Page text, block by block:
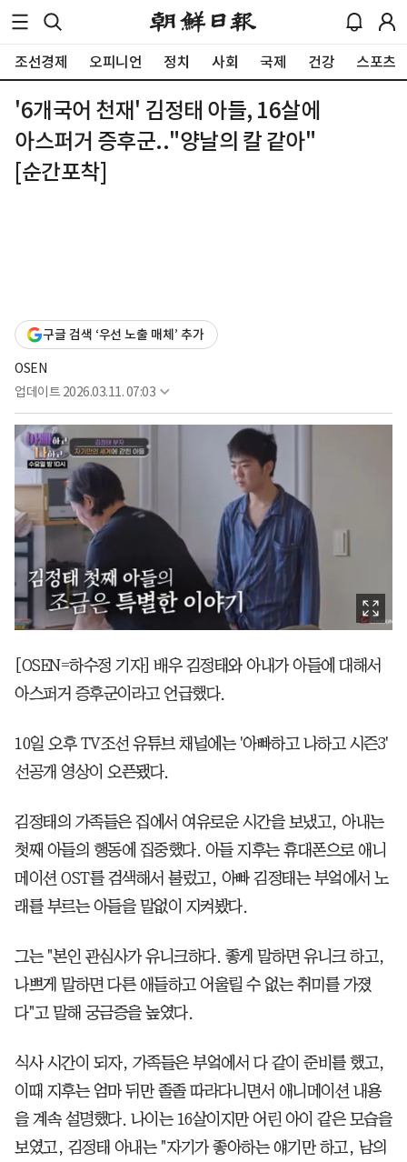
조선경제 오피니언 정치 사회 국제 건강 스포츠
'6개국어 천재' 김정태 아들, 16살에
아스퍼거 증후군.."양날의 칼 같아"
[순간포착]
구글 검색 ‘우선 노출 매체’ 추가
OSEN
업데이트 2026.03.11. 07:03
[OSEN=하수정 기자] 배우 김정태와 아내가 아들에 대해서
아스퍼거 증후군이라고 언급했다.
10일 오후 TV조선 유튜브 채널에는 '아빠하고 나하고 시즌3'
선공개 영상이 오픈됐다.
김정태의 가족들은 집에서 여유로운 시간을 보냈고, 아내는
첫째 아들의 행동에 집중했다. 아들 지후는 휴대폰으로 애니
메이션 OST를 검색해서 불렀고, 아빠 김정태는 부엌에서 노
래를 부르는 아들을 말없이 지켜봤다.
그는 "본인 관심사가 유니크하다. 좋게 말하면 유니크 하고,
나쁘게 말하면 다른 애들하고 어울릴 수 없는 취미를 가졌
다"고 말해 궁금증을 높였다.
식사 시간이 되자, 가족들은 부엌에서 다 같이 준비를 했고,
이때 지후는 엄마 뒤만 졸졸 따라다니면서 애니메이션 내용
을 계속 설명했다. 나이는 16살이지만 어린 아이 같은 모습을
보였고, 김정태 아내는 "자기가 좋아하는 얘기만 하고, 남의